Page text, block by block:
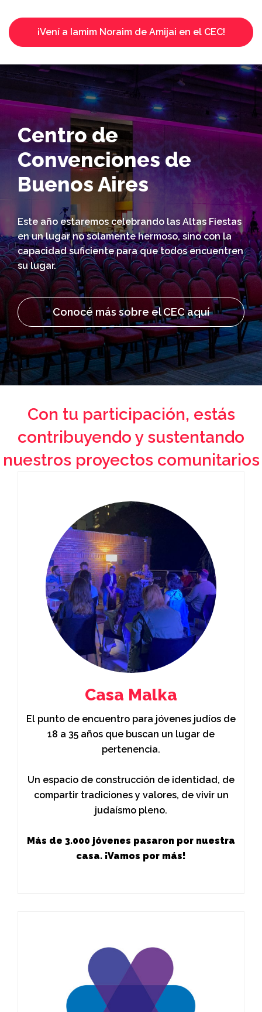
¡Vení a Iamim Noraim de Amijai en el CEC!
Centro de
Convenciones de
Buenos Aires
Este año estaremos celebrando las Altas Fiestas
en un lugar no solamente hermoso, sino con la
capacidad suficiente para que todos encuentren
su lugar.
Conocé más sobre el CEC aquí
Con tu participación, estás
contribuyendo y sustentando
nuestros proyectos comunitarios
Casa Malka
El punto de encuentro para jóvenes judíos de
18 a 35 años que buscan un lugar de
pertenencia.
Un espacio de construcción de identidad, de
compartir tradiciones y valores, de vivir un
judaísmo pleno.
Más de 3.000 jóvenes pasaron por nuestra
casa. ¡Vamos por más!